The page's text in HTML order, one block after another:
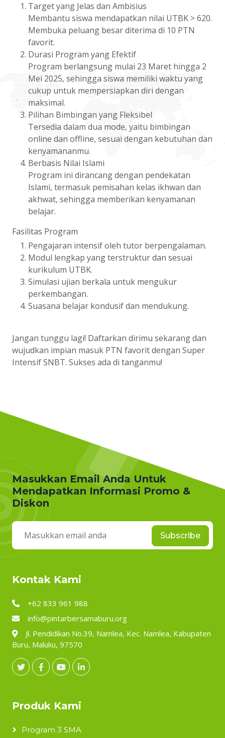
Target yang Jelas dan Ambisius
Membantu siswa mendapatkan nilai UTBK > 620.
Membuka peluang besar diterima di 10 PTN
favorit.
Durasi Program yang Efektif
Program berlangsung mulai 23 Maret hingga 2
Mei 2025, sehingga siswa memiliki waktu yang
cukup untuk mempersiapkan diri dengan
maksimal.
Pilihan Bimbingan yang Fleksibel
Tersedia dalam dua mode, yaitu bimbingan
online dan offline, sesuai dengan kebutuhan dan
kenyamananmu.
Berbasis Nilai Islami
Program ini dirancang dengan pendekatan
Islami, termasuk pemisahan kelas ikhwan dan
akhwat, sehingga memberikan kenyamanan
belajar.
Fasilitas Program
Pengajaran intensif oleh tutor berpengalaman.
Modul lengkap yang terstruktur dan sesuai
kurikulum UTBK.
Simulasi ujian berkala untuk mengukur
perkembangan.
Suasana belajar kondusif dan mendukung.
Jangan tunggu lagi! Daftarkan dirimu sekarang dan
wujudkan impian masuk PTN favorit dengan Super
Intensif SNBT. Sukses ada di tanganmu!
Masukkan Email Anda Untuk
Mendapatkan Informasi Promo &
Diskon
Subscribe
Kontak Kami
+62 833 961 988
info@pintarbersamaburu.org
Jl. Pendidikan No.39, Namlea, Kec. Namlea, Kabupaten
Buru, Maluku, 97570
Produk Kami
Program 3 SMA